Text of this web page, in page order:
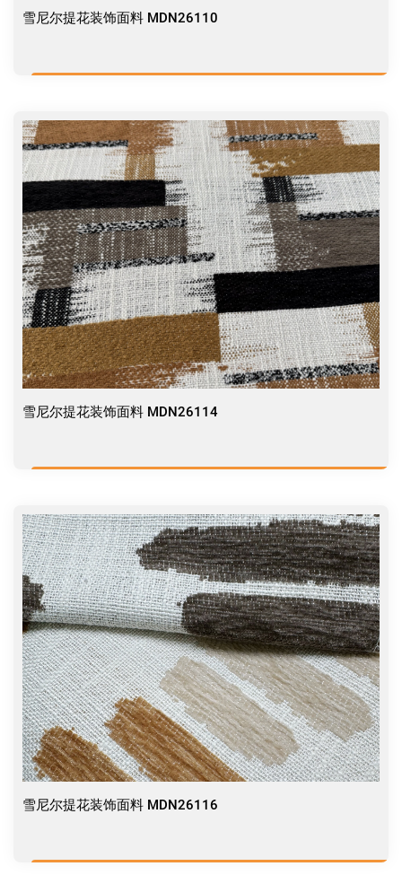
雪尼尔提花装饰面料 MDN26110
雪尼尔提花装饰面料 MDN26114
雪尼尔提花装饰面料 MDN26116